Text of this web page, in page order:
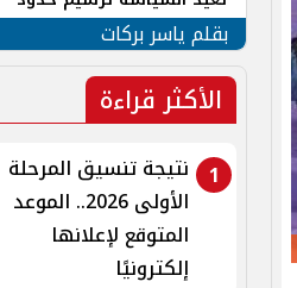
الأمن القومي العربي
بقلم ياسر بركات
الأكثر قراءة
1
نتيجة تنسيق المرحلة
الأولى 2026.. الموعد
المتوقع لإعلانها
إلكترونيًا